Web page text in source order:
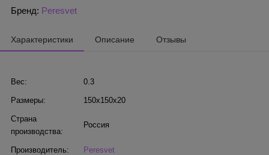
Бренд: Peresvet
Характеристики Описание Отзывы
Вес: 0.3
Размеры: 150x150x20
Страна
производства:
Россия
Производитель: Peresvet